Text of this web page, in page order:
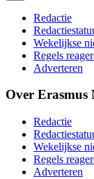
Redactie
Wekelijkse
Regels
Adverteren
Over Erasmus
Redactie
Wekelijkse
Regels
Adverteren